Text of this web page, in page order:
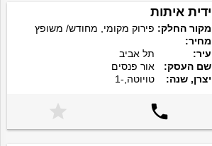
ידית איתות
מקור החלק: פירוק מקומי, מחודש/ משופץ
מחיר:
עיר:
תל אביב
שם העסק:
אור פנסים
יצרן, שנה:
טויוטה,-1

